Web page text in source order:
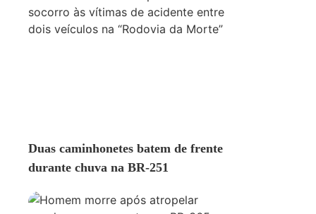
Duas caminhonetes batem de frente
durante chuva na BR-251